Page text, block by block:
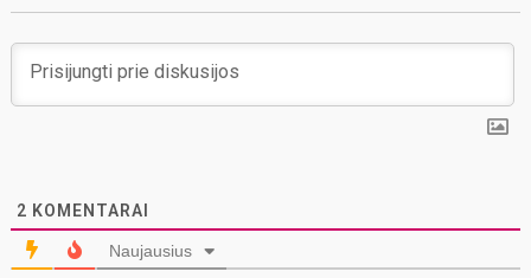
2 KOMENTARAI
Naujausius